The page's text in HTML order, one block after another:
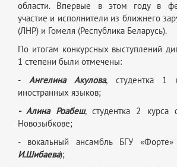
области. Впервые в этом году в
участие и исполнители из ближнего
(ЛНР) и Гомеля (Республика Беларусь).
По итогам конкурсных выступлений
1 степени были отмечены:
- Ангелина Акулова, студентка 1
иностранных языков;
- Алина Роабеш, студентка 2 курса
Новозыбкове;
- вокальный ансамбль БГУ «Форте»
И.Шибаева);